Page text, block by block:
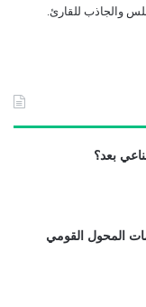
والجاذب للقارئ.
بعد؟
المحول القومي